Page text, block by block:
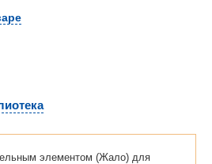
элементом (Жало) для